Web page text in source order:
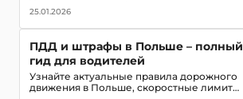
игровые зоны и полезные приложения
для путешествия всей семьей
25.01.2026
ПДД и штрафы в Польше – полный
гид для водителей
Узнайте актуальные правила дорожного
движения в Польше, скоростные лимиты,